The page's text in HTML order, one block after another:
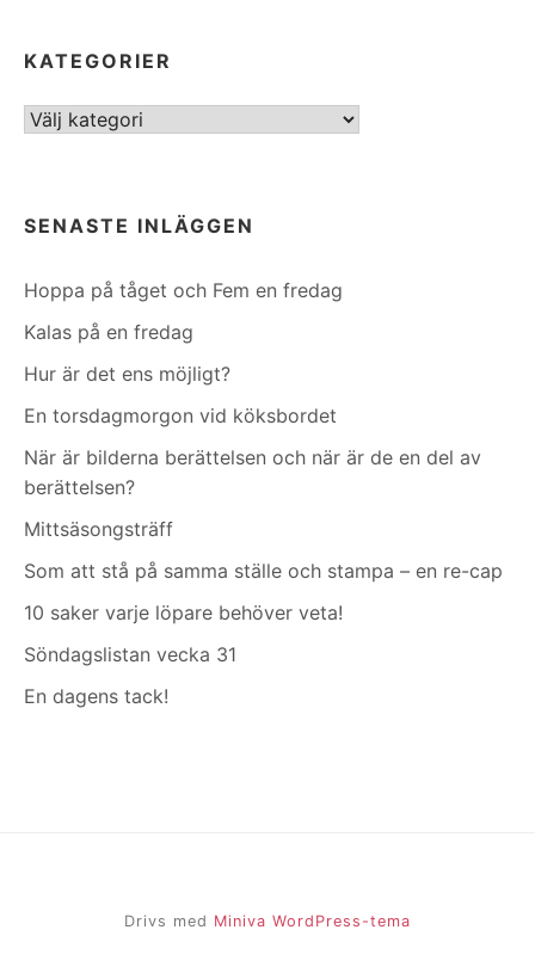
KATEGORIER
Kategorier
SENASTE INLÄGGEN
Hoppa på tåget och Fem en fredag
Kalas på en fredag
Hur är det ens möjligt?
En torsdagmorgon vid köksbordet
När är bilderna berättelsen och när är de en del av
berättelsen?
Mittsäsongsträff
Som att stå på samma ställe och stampa – en re-cap
10 saker varje löpare behöver veta!
Söndagslistan vecka 31
En dagens tack!
Drivs med Miniva WordPress-tema